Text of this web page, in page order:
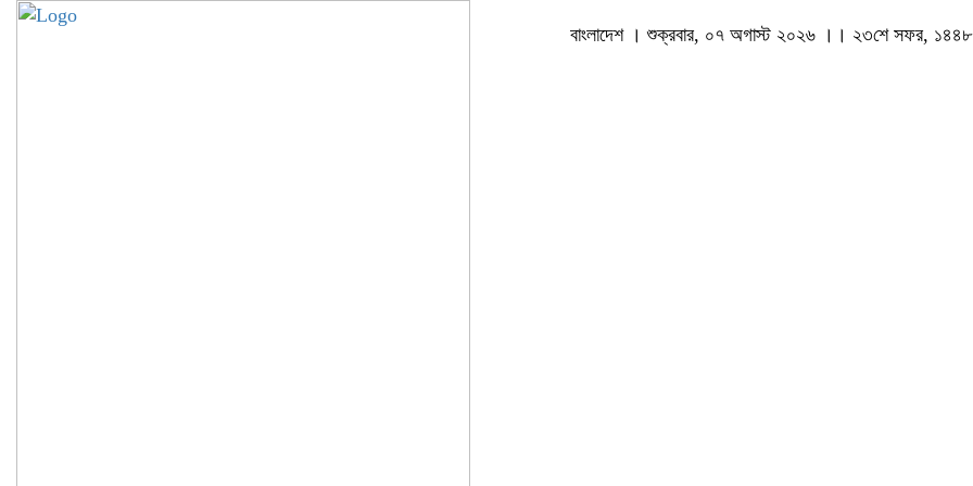
বাংলাদেশ । শুক্রবার, ০৭ অগাস্ট ২০২৬ ।। ২৩শে সফর, ১৪৪৮